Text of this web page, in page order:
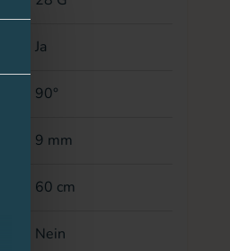
Ja
90°
9 mm
60 cm
Nein